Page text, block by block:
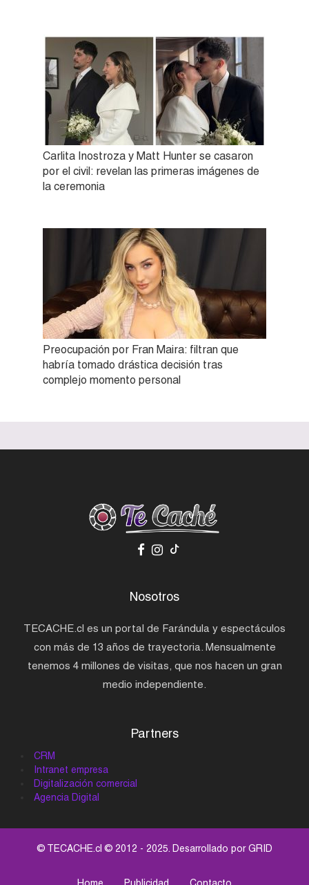
Carlita Inostroza y Matt Hunter se casaron
por el civil: revelan las primeras imágenes de
la ceremonia
Preocupación por Fran Maira: filtran que
habría tomado drástica decisión tras
complejo momento personal
Nosotros
TECACHE.cl es un portal de Farándula y espectáculos
con más de 13 años de trayectoria. Mensualmente
tenemos 4 millones de visitas, que nos hacen un gran
medio independiente.
Partners
CRM
Intranet empresa
Digitalización comercial
Agencia Digital
© TECACHE.cl © 2012 - 2025. Desarrollado porGRID
Home Publicidad Contacto